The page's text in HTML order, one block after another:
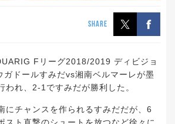
SHARE
Fリーグ2018/2019 ディビジョ
ガドールすみだvs湘南ベルマーレが墨
われ、2-1ですみだが勝利した。
にチャンスを作られるすみだだが、6
スト直撃のシュートを放つなど徐々に